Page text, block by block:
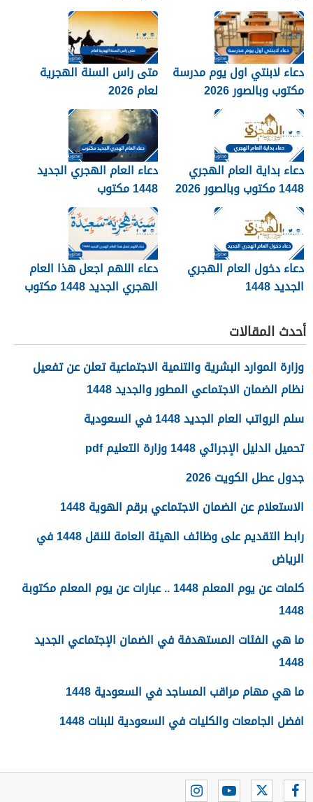
دعاء لابنتي اول يوم مدرسة
مكتوب وبالصور 2026
متى راس السنة الهجرية
لعام 2026
دعاء بداية العام الهجري
1448 مكتوب وبالصور 2026
دعاء العام الهجري الجديد
1448 مكتوب
دعاء دخول العام الهجري
الجديد 1448
دعاء اللهم اجعل هذا العام
الهجري الجديد 1448 مكتوب
أحدث المقالات
وزارة الموارد البشرية والتنمية الاجتماعية تعلن عن تفعيل
نظام الضمان الاجتماعي المطور والجديد 1448
سلم الرواتب العام الجديد 1448 في السعودية
تحميل الدليل الإجرائي 1448 وزارة التعليم pdf
جدول عطل الكويت 2026
الاستعلام عن الضمان الاجتماعي برقم الهوية 1448
رابط التقديم على وظائف الهيئة العامة للنقل 1448 في
الرياض
كلمات عن يوم المعلم 1448 .. عبارات عن يوم المعلم مكتوبة
1448
ما هي الفئات المستهدفة في الضمان الإجتماعي الجديد
1448
ما هي مهام مراقب المساجد في السعودية 1448
افضل الجامعات والكليات في السعودية للبنات 1448